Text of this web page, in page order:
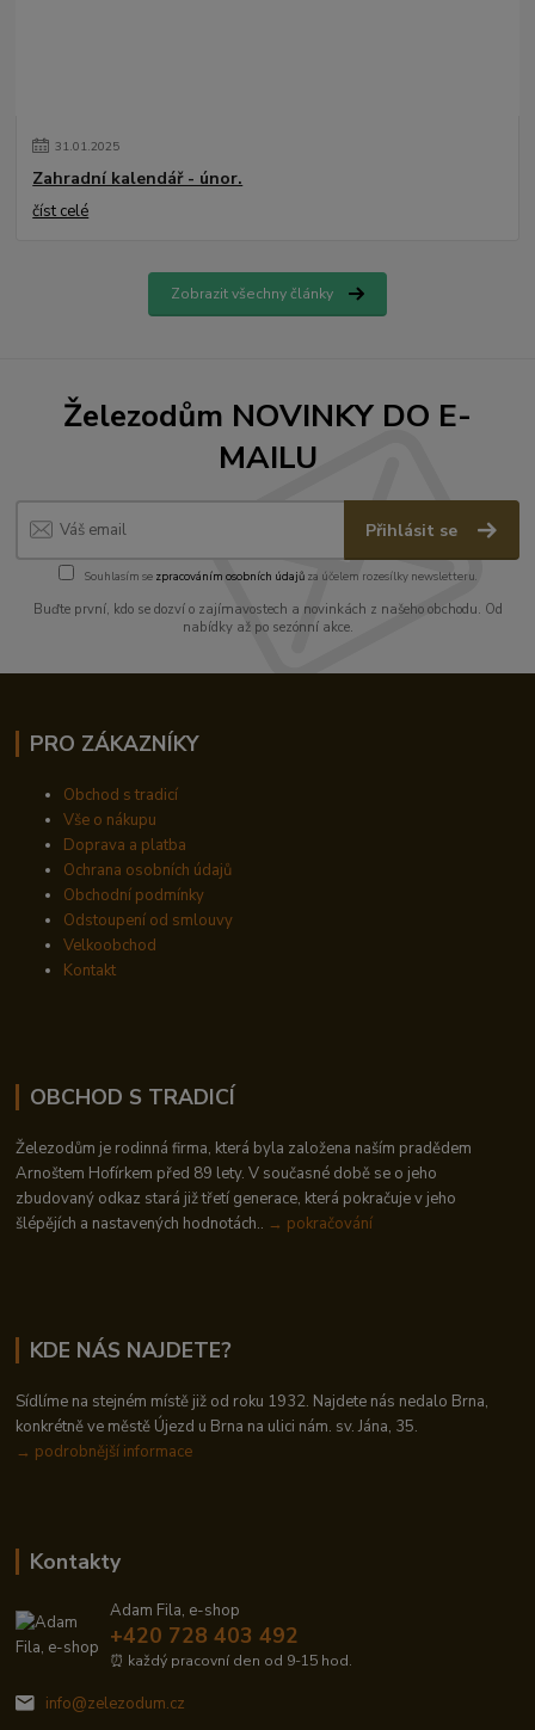
31.01.2025
Zahradní kalendář - únor.
číst celé
Zobrazit všechny články
Železodům NOVINKY DO E-
MAILU
Přihlásit se
Souhlasím se zpracováním osobních údajůza účelem rozesílky newsletteru.
Buďte první, kdo se dozví o zajímavostech a novinkách z našeho obchodu. Od
nabídky až po sezónní akce.
PRO ZÁKAZNÍKY
Obchod s tradicí
Vše o nákupu
Doprava a platba
Ochrana osobních údajů
Obchodní podmínky
Odstoupení od smlouvy
Velkoobchod
Kontakt
OBCHOD S TRADICÍ
Železodům je rodinná firma, která byla založena naším pradědem
Arnoštem Hofírkem před 89 lety. V současné době se o jeho
zbudovaný odkaz stará již třetí generace, která pokračuje v jeho
šlépějích a nastavených hodnotách.. → pokračování
KDE NÁS NAJDETE?
Sídlíme na stejném místě již od roku 1932. Najdete nás nedalo Brna,
konkrétně ve městě Újezd u Brna na ulici nám. sv. Jána, 35.
→ podrobnější informace
Kontakty
Adam Fila, e-shop
+420 728 403 492
⏰ každý pracovní den od 9-15 hod.
info@zelezodum.cz